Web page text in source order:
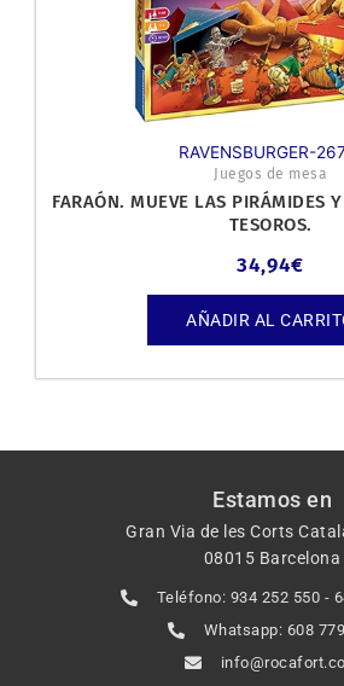
RAVENSBURGER-
Juegos de mesa
FARAÓN. MUEVE LAS PIRÁMIDES
TESOROS.
34,94€
AÑADIR AL
Estamos en
Gran Via de les Corts
08015 Barcelona
Teléfono: 934 252 550 -
Whatsapp: 608